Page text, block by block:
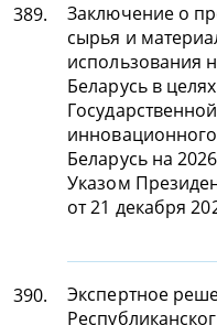
389.
Заключение о
сырья и
использования
Беларусь в
Беларусь на
Указом
от 21 декабря
390.
Экспертное